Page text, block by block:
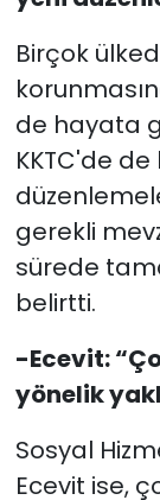
Birçok
de hayata
KKTC'de
gerekli
sürede
belirtti.
-Ecevit:
yönelik
Sosyal
Ecevit ise,